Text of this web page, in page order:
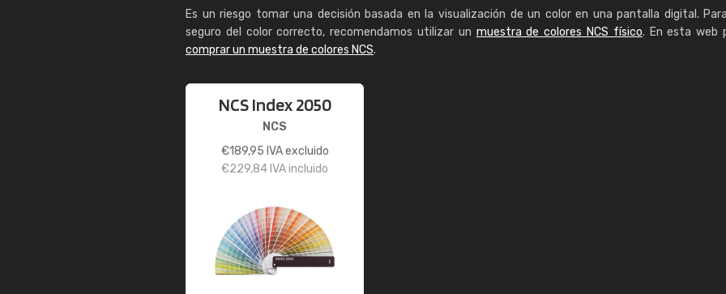
Es un riesgo tomar una decisión basada en la visualización de un color en una pantalla digital.
seguro del color correcto, recomendamos utilizar un muestra de colores NCS físico. En esta web
comprar un muestra de colores NCS.
NCS Index 2050
NCS
€189,95 IVA excluido
€229,84 IVA incluido